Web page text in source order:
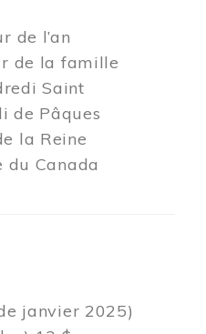
de l’an
de la famille
Saint
de Pâques
la Reine
Canada
janvier 2025)